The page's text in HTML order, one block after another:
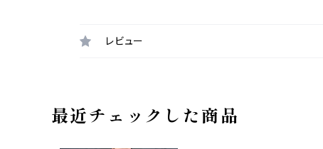
レビュー
最近チェックした商品